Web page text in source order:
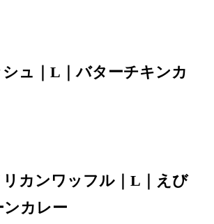
ュ｜L｜バターチキンカ
カンワッフル｜L｜えび
カレー